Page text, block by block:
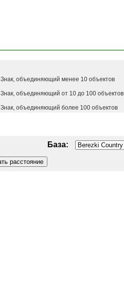
Знак, объединяющий менее 10 объектов
Знак, объединяющий от 10 до 100 объектов
Знак, объединяющий более 100 объектов
База: